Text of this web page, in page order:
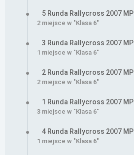
5 Runda Rallycross 2007 MP
2 miejsce w "Klasa 6"
3 Runda Rallycross 2007 MP
1 miejsce w "Klasa 6"
2 Runda Rallycross 2007 MP
2 miejsce w "Klasa 6"
1 Runda Rallycross 2007 MP
3 miejsce w "Klasa 6"
4 Runda Rallycross 2007 MP
1 miejsce w "Klasa 6"